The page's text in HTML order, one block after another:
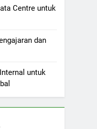
Centre untuk
dan
untuk